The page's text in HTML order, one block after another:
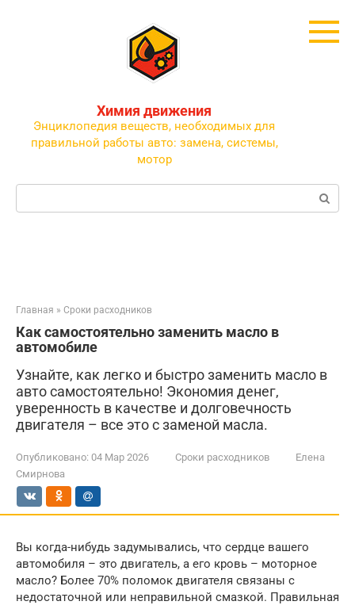
Химия движения
Энциклопедия веществ, необходимых для
правильной работы авто: замена, системы,
мотор
Поиск:
Главная » Сроки расходников
Как самостоятельно заменить масло в
автомобиле
Узнайте, как легко и быстро заменить масло в
авто самостоятельно! Экономия денег,
уверенность в качестве и долговечность
двигателя – все это с заменой масла.
Опубликовано: 04 Мар 2026 Сроки расходников
Елена
Смирнова
Вы когда-нибудь задумывались, что сердце вашего
автомобиля – это двигатель, а его кровь – моторное
масло? Более 70% поломок двигателя связаны с
недостаточной или неправильной смазкой. Правильная